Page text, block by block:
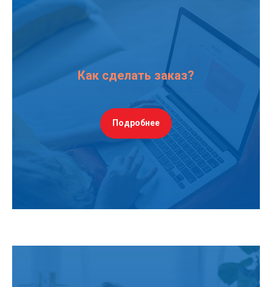
Как сделать заказ?
Подробнее